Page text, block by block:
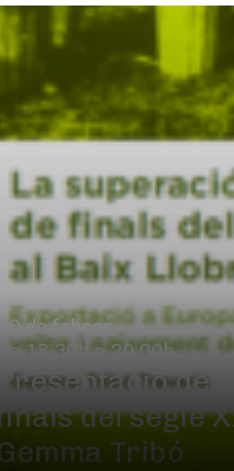
10 de febrer
De 18.30h a 20.00h
Presentació de
del segle
Tribó